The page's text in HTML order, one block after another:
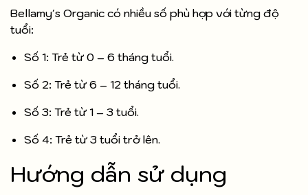
Bellamy's Organic có nhiều số phù hợp với từng độ
tuổi:
Số 1: Trẻ từ 0 – 6 tháng tuổi.
Số 2: Trẻ từ 6 – 12 tháng tuổi.
Số 3: Trẻ từ 1 – 3 tuổi.
Số 4: Trẻ từ 3 tuổi trở lên.
Hướng dẫn sử dụng